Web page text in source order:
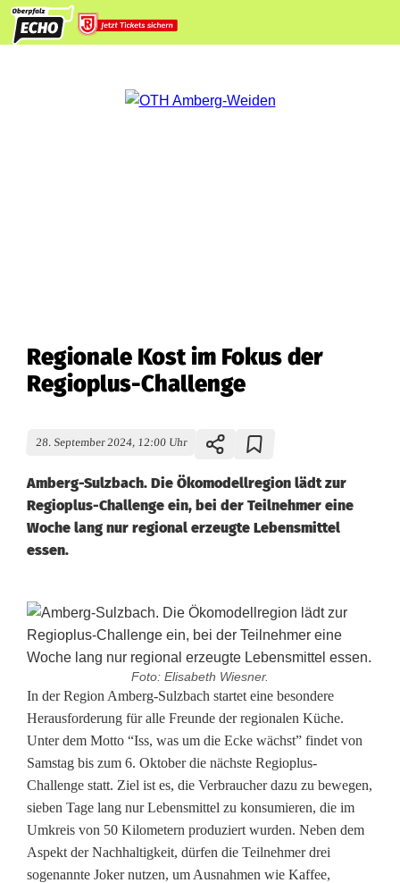
Regionale Kost im Fokus der
Regioplus-Challenge
28. September 2024, 12:00 Uhr
Amberg-Sulzbach. Die Ökomodellregion lädt zur
Regioplus-Challenge ein, bei der Teilnehmer eine
Woche lang nur regional erzeugte Lebensmittel
essen.
Foto: Elisabeth Wiesner.
R
e
g
i
o
n
In der Region Amberg-Sulzbach startet eine besondere
Herausforderung für alle Freunde der regionalen Küche.
Unter dem Motto “Iss, was um die Ecke wächst” findet von
Samstag bis zum 6. Oktober die nächste Regioplus-
Challenge statt. Ziel ist es, die Verbraucher dazu zu bewegen,
sieben Tage lang nur Lebensmittel zu konsumieren, die im
Umkreis von 50 Kilometern produziert wurden. Neben dem
Aspekt der Nachhaltigkeit, dürfen die Teilnehmer drei
sogenannte Joker nutzen, um Ausnahmen wie Kaffee,